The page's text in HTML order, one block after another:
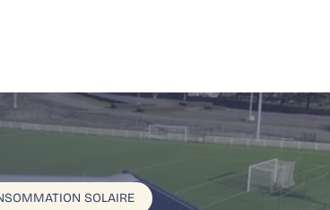
SOLAIRE